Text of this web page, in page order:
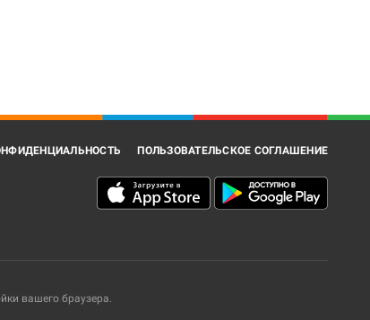
ПОЛЬЗОВАТЕЛЬСКОЕ СОГЛАШЕНИЕ
вашего браузера.